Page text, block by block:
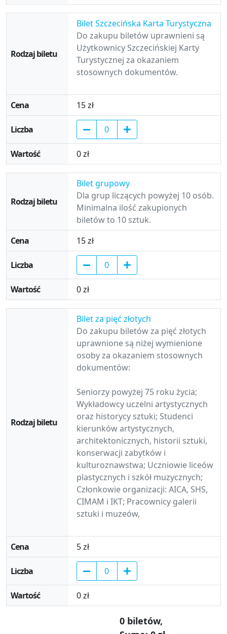
Bilet Szczecińska Karta Turystyczna
Do zakupu biletów uprawnieni są
Użytkownicy Szczecińskiej Karty
Turystycznej za okazaniem
stosownych dokumentów.
15 zł
0 zł
Bilet grupowy
Dla grup liczących powyżej 10 osób.
Minimalna ilość zakupionych
biletów to 10 sztuk.
15 zł
0 zł
Bilet za pięć złotych
Do zakupu biletów za pięć złotych
uprawnione są niżej wymienione
osoby za okazaniem stosownych
dokumentów:
Seniorzy powyżej 75 roku życia;
Wykładowcy uczelni artystycznych
oraz historycy sztuki; Studenci
kierunków artystycznych,
architektonicznych, historii sztuki,
konserwacji zabytków i
kulturoznawstwa; Uczniowie liceów
plastycznych i szkół muzycznych;
Członkowie organizacji: AICA, SHS,
CIMAM i IKT; Pracownicy galerii
sztuki i muzeów,
5 zł
0 zł
0 biletów,